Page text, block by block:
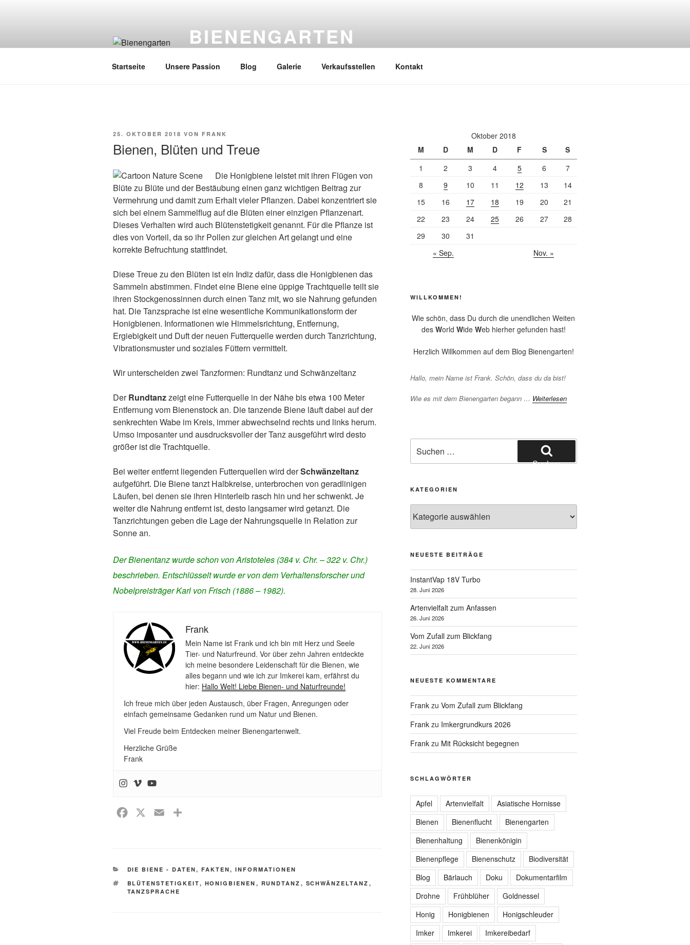
BIENENGARTEN
Startseite Unsere Passion Blog Galerie Verkaufsstellen Kontakt
VERÖFFENTLICHT
25. OKTOBER 2018 VON FRANK
Bienen, Blüten und Treue
Die Honigbiene leistet mit ihren Flügen von
Blüte zu Blüte und der Bestäubung einen ganz wichtigen Beitrag zur
Vermehrung und damit zum Erhalt vieler Pflanzen. Dabei konzentriert sie
sich bei einem Sammelflug auf die Blüten einer einzigen Pflanzenart.
Dieses Verhalten wird auch Blütenstetigkeit genannt. Für die Pflanze ist
dies von Vorteil, da so ihr Pollen zur gleichen Art gelangt und eine
korrekte Befruchtung stattfindet.
Diese Treue zu den Blüten ist ein Indiz dafür, dass die Honigbienen das
Sammeln abstimmen. Findet eine Biene eine üppige Trachtquelle teilt sie
ihren Stockgenossinnen durch einen Tanz mit, wo sie Nahrung gefunden
hat. Die Tanzsprache ist eine wesentliche Kommunikationsform der
Honigbienen. Informationen wie Himmelsrichtung, Entfernung,
Ergiebigkeit und Duft der neuen Futterquelle werden durch Tanzrichtung,
Vibrationsmuster und soziales Füttern vermittelt.
Wir unterscheiden zwei Tanzformen: Rundtanz und Schwänzeltanz
DerRundtanzzeigt eine Futterquelle in der Nähe bis etwa 100 Meter
Entfernung vom Bienenstock an. Die tanzende Biene läuft dabei auf der
senkrechten Wabe im Kreis, immer abwechselnd rechts und links herum.
Umso imposanter und ausdrucksvoller der Tanz ausgeführt wird desto
größer ist die Trachtquelle.
Bei weiter entfernt liegenden Futterquellen wird derSchwänzeltanz
aufgeführt. Die Biene tanzt Halbkreise, unterbrochen von geradlinigen
Läufen, bei denen sie ihren Hinterleib rasch hin und her schwenkt. Je
weiter die Nahrung entfernt ist, desto langsamer wird getanzt. Die
Tanzrichtungen geben die Lage der Nahrungsquelle in Relation zur
Sonne an.
Der Bienentanz wurde schon von Aristoteles (384 v. Chr. – 322 v. Chr.)
beschrieben. Entschlüsselt wurde er von dem Verhaltensforscher und
Nobelpreisträger Karl von Frisch (1886 – 1982).
Frank
Mein Name ist Frank und ich bin mit Herz und Seele
Tier- und Naturfreund. Vor über zehn Jahren entdeckte
ich meine besondere Leidenschaft für die Bienen, wie
alles begann und wie ich zur Imkerei kam, erfährst du
hier: Hallo Welt! Liebe Bienen- und Naturfreunde!
Ich freue mich über jeden Austausch, über Fragen, Anregungen oder
einfach gemeinsame Gedanken rund um Natur und Bienen.
Viel Freude beim Entdecken meiner Bienengartenwelt.
Herzliche Grüße
Frank
b
o
l
e
n
KATEGORIEN
DIE BIENE - DATEN, FAKTEN, INFORMATIONEN
SCHLAGWÖRTER
BLÜTENSTETIGKEIT, HONIGBIENEN , RUNDTANZ , SCHWÄNZELTANZ ,
TANZSPRACHE
Oktober 2018
M
D M D F S
S
1
2 3 4 5 6
7
8
9 10 11 12 13
14
15
16 17 18 19 20
21
22
23 24 25 26 27
28
29
30
31
« Sep.
Nov. »
WILLKOMMEN!
Wie schön, dass Du durch die unendlichen Weiten
des World Wide Web hierher gefunden hast!
Herzlich Willkommen auf dem Blog Bienengarten!
Hallo, mein Name ist Frank. Schön, dass du da bist!
Wie es mit dem Bienengarten begann … Weiterlesen
nach:
Suchen
KATEGORIEN
NEUESTE BEITRÄGE
InstantVap 18V Turbo
28. Juni 2026
Artenvielfalt zum Anfassen
26. Juni 2026
Vom Zufall zum Blickfang
22. Juni 2026
NEUESTE KOMMENTARE
Frankzu Vom Zufall zum Blickfang
Frankzu Imkergrundkurs 2026
Frankzu Mit Rücksicht begegnen
SCHLAGWÖRTER
Apfel Artenvielfalt
Asiatische Hornisse
Bienen
Bienenflucht
Bienengarten
Bienenhaltung
Bienenkönigin
Bienenpflege
Bienenschutz
Biodiversität
Blog
Bärlauch Doku
Dokumentarfilm
Drohne
Frühblüher
Goldnessel
Honig
Honigbienen
Honigschleuder
Imker
Imkerei
Imkereibedarf